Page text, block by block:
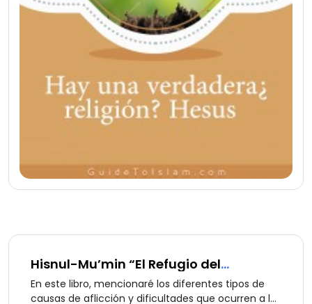
Hisnul-Mu’min “El Refugio del
Creyente”
En este libro, mencionaré los diferentes tipos de
causas de aflicción y dificultades que ocurren a la